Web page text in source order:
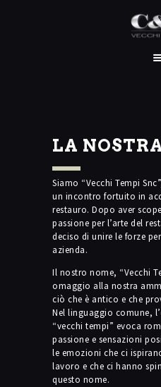
SERVIZI
I NOSTRI
CONTATTI
LA
Siamo “Vecchi Tempi
un incontro fortuito in
restauro. Dopo aver
passione per l’arte del
deciso di unire le forze
azienda.
Il nostro nome, “Vecchi
omaggio alla nostra
ciò che è antico e che
Nel linguaggio comune,
“vecchi tempi” evoca
passione e sensazioni
le emozioni che ci
lavoro e che ci hanno
questo nome.